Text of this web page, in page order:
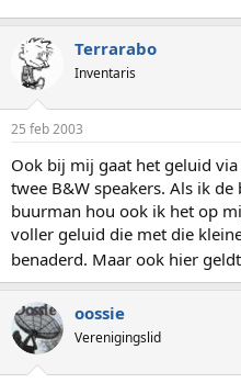
Terrarabo
Inventaris
25 feb 2003
Ook bij mij gaat het geluid
twee B&W speakers. Als ik
buurman hou ook ik het op
voller geluid die met die
benaderd. Maar ook hier
oossie
Verenigingslid